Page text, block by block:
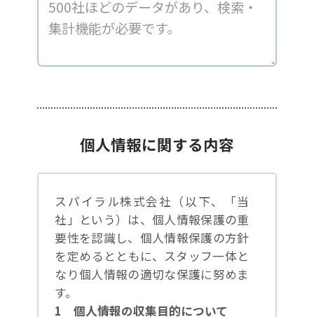
個人情報に関する内容
スパイラル株式会社（以下、「当
社」という）は、個人情報保護の重
要性を認識し、個人情報保護の方針
を定めるとともに、スタッフ一体と
なり個人情報の適切な保護に努めま
す。
1 個人情報の収集目的について